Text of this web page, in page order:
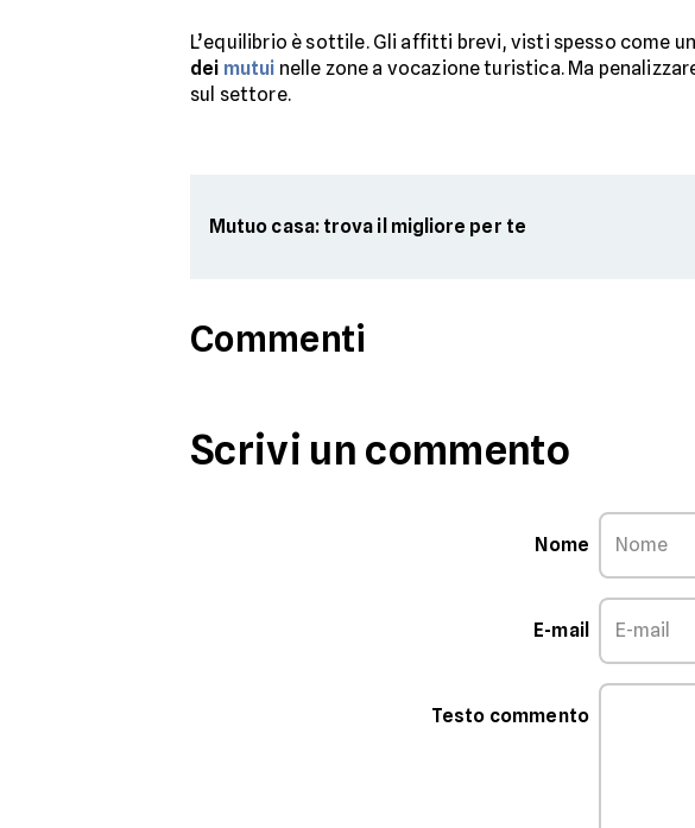
L’equilibrio è sottile. Gli affitti brevi, visti spesso come
dei mutui nelle zone a vocazione turistica. Ma
sul settore.
Mutuo casa: trova il migliore per te
Commenti
Scrivi un commento
Nome
E-mail
Testo commento